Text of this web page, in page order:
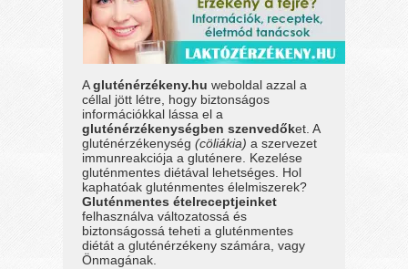
Agluténérzékeny.hu weboldal azzal a
céllal jött létre, hogy biztonságos
információkkal lássa el a
gluténérzékenységben szenvedőket. A
gluténérzékenység(cöliákia) a szervezet
immunreakciója a gluténere. Kezelése
gluténmentes diétával lehetséges. Hol
kaphatóak gluténmentes élelmiszerek?
Gluténmentes ételreceptjeinket
felhasználva változatossá és
biztonságossá teheti a gluténmentes
diétát a gluténérzékeny számára, vagy
Önmagának.